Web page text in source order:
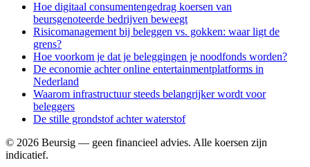
Hoe digitaal consumentengedrag koersen van
beursgenoteerde bedrijven beweegt
Risicomanagement bij beleggen vs. gokken: waar ligt de
grens?
Hoe voorkom je dat je beleggingen je noodfonds worden?
De economie achter online entertainmentplatforms in
Nederland
Waarom infrastructuur steeds belangrijker wordt voor
beleggers
De stille grondstof achter waterstof
© 2026 Beursig — geen financieel advies. Alle koersen zijn
indicatief.